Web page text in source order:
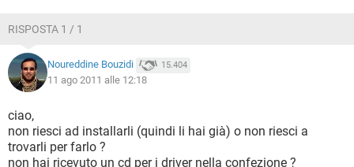
RISPOSTA 1 / 1
Noureddine Bouzidi 15.404
11 ago 2011 alle 12:18
ciao,
non riesci ad installarli (quindi li hai già) o non riesci a
trovarli per farlo ?
non hai ricevuto un cd per i driver nella confezione ?